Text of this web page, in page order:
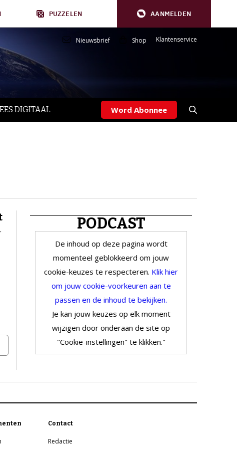
PUZZELEN AANMELDEN
Nieuwsbrief Shop Klantenservice
DIGITAAL Word Abonnee
PODCAST
De inhoud op deze pagina wordt
momenteel geblokkeerd om jouw
cookie-keuzes te respecteren. Klik hier
om jouw cookie-voorkeuren aan te
passen en de inhoud te bekijken.
Je kan jouw keuzes op elk moment
wijzigen door onderaan de site op
"Cookie-instellingen" te klikken."
Contact
Redactie